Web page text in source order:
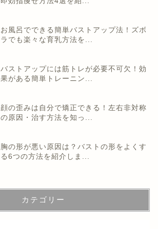
お風呂でできる簡単バストアップ法！ズボ
ラでも楽々な育乳方法を...
バストアップには筋トレが必要不可欠！効
果がある簡単トレーニン...
顔の歪みは自分で矯正できる！左右非対称
の原因・治す方法を知っ...
胸の形が悪い原因は？バストの形をよくす
る6つの方法を紹介しま...
カテゴリー